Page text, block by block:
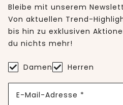
Bleibe mit unserem
Von aktuellen Trend-
bis hin zu exklusiven
du nichts mehr!
Damen Herren
E-Mail-Adresse *